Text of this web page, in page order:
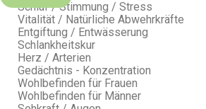
Schlaf / Stimmung / Stress
Vitalität / Natürliche Abwehrkräfte
Entgiftung / Entwässerung
Schlankheitskur
Herz / Arterien
Gedächtnis - Konzentration
Wohlbefinden für Frauen
Wohlbefinden für Männer